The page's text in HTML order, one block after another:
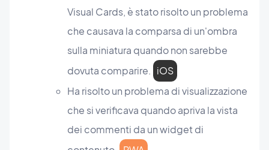
Visual Cards, è stato risolto un problema
che causava la comparsa di un'ombra
sulla miniatura quando non sarebbe
dovuta comparire. iOS
Ha risolto un problema di visualizzazione
che si verificava quando apriva la vista
dei commenti da un widget di